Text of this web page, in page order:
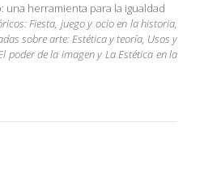
una herramienta para la igualdad
Fiesta, juego y ocio en la historia,
sobre arte: Estética y teoría, Usos y
poder de la imagen y La Estética en la